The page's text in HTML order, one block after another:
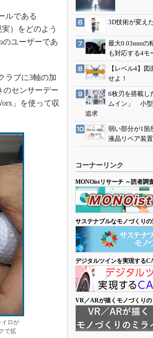
ルである
）をどのよう
のユーザーであ
ラブに3軸の加
のセンサーデー
」を使って収
イロが
で拡
3D技術が変え
最大0.03mmの
も対応する4モ
【レベル4】
せよ！
6枚刃を搭載し
ムイン」 小型
追求
弱い部分が1箇
液晶リペア装
コーナーリンク
MONOistリサーチ ～読者調
サステナブルなモノづくり
デジタルツインを実現する
VR／ARが描くモノづくりの